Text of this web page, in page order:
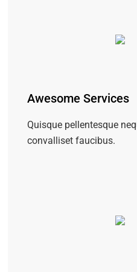
Awesome Services
Quisque pellentesque
convalliset faucibus.